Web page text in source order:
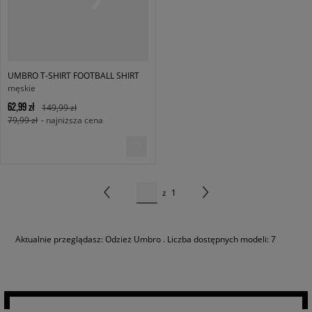
UMBRO T-SHIRT FOOTBALL SHIRT
męskie
62,99 zł
149,99 zł
79,99 zł - najniższa cena
z 1
Aktualnie przeglądasz: Odzież Umbro . Liczba dostępnych modeli: 7